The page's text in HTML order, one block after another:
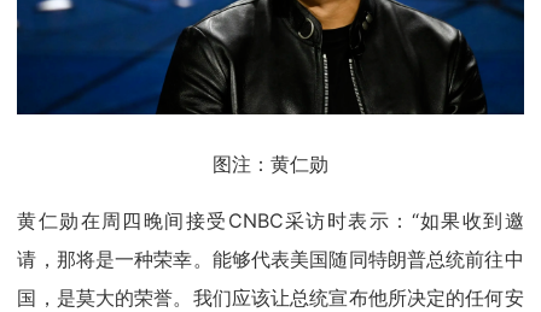
图注：黄仁勋
黄仁勋在周四晚间接受CNBC采访时表示：“如果收到邀
请，那将是一种荣幸。能够代表美国随同特朗普总统前往中
国，是莫大的荣誉。我们应该让总统宣布他所决定的任何安